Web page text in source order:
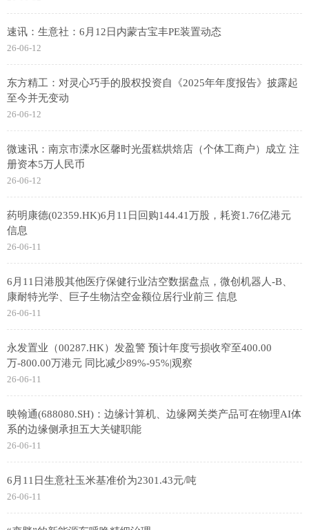
速讯：生意社：6月12日内蒙古宝丰PE装置动态
26-06-12
东方精工：对灵心巧手的股权投资自《2025年年度报告》披露起
至今并无变动
26-06-12
微速讯：南京市溧水区馨时光蛋糕烘焙店（个体工商户）成立 注
册资本5万人民币
26-06-12
药明康德(02359.HK)6月11日回购144.41万股，耗资1.76亿港元
信息
26-06-11
6月11日港股其他医疗保健行业沽空数据盘点，微创机器人-B、
康耐特光学、巨子生物沽空金额位居行业前三 信息
26-06-11
永发置业（00287.HK）发盈警 预计年度亏损收窄至400.00
万-800.00万港元 同比减少89%-95%|观察
26-06-11
映翰通(688080.SH)：边缘计算机、边缘网关类产品可在物理AI体
系的边缘侧承担五大关键职能
26-06-11
6月11日生意社玉米基准价为2301.43元/吨
26-06-11